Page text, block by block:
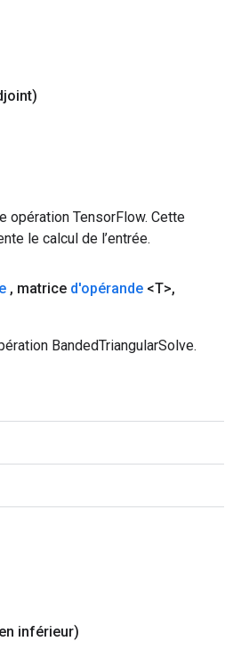
opération TensorFlow. Cette
le calcul de l’entrée.
, matrice d'opérande <T>,
BandedTriangularSolve.
inférieur)